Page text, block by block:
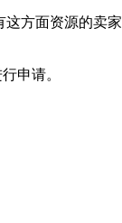
方面资源的卖
申请。